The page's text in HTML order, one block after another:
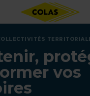
vos